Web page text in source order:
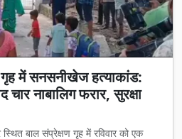
गृह में सनसनीखेज हत्याकांड:
चार नाबालिग फरार, सुरक्षा
बाल संप्रेक्षण गृह में रविवार को एक